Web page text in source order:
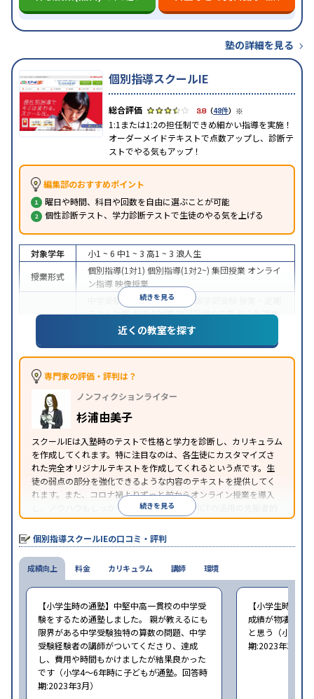
塾の詳細を見る
個別指導スクールIE
3.8（48件） ※
1:1または1:2の担任制できめ細かい指導を実施！
オーダーメイドテキストで点数アップし、診断テ
ストでやる気もアップ！
編集部のおすすめポイント
曜日や時間、科目や回数を自由に選ぶことが可能
個性診断テスト、学力診断テストで生徒のやる気を上げる
続きを見る
対象学年 小1 ~ 6 中1 ~ 3 高1 ~ 3 浪人生
授業形式
個別指導(1対1) 個別指導(1対2~) 集団授業 オンライ
ン指導 映像授業
中学受験 高校受験大学受験 医学部受験
テスト対策内申点対策学習習慣の定着総合型選抜
(旧AO)対策 推薦入試対策学校別特化対策
中高一貫校生に対応
可能季節講習のみの受講可
※2023年3月調査。小学校高学年の個別指導塾アンケート調査方法
近くの教室を探す
専門家の評価・評判は？
ノンフィクションライター
杉浦由美子
スクールIEは入塾時のテストで性格と学力を診断し、カリキュラム
を作成してくれます。特に注目なのは、各生徒にカスタマイズさ
れた完全オリジナルテキストを作成してくれるという点です。生
徒の弱点の部分を強化できるような内容のテキストを提供してく
れます。また、コロナ禍よりずっと前からオンライン授業を導入
し、ノウハウもしっかりとしています。AIやICTの活用の先駆者的
な個別指導塾です。
続きを見る
個別指導スクールIEの口コミ・評判
成績向上
【小学生時の通塾】中堅中高一貫校の中学受
験をするため通塾しました。 親が教えるにも
限界がある中学受験独特の算数の問題、中学
受験経験者の講師がついてくださり、達成
し、費用や時間もかけましたが結果良かった
です（小学4〜6年時に子どもが通塾。回答時
期:2023年3月）
【小学生時の通
成績が物凄く悪
と思う（小学6
期:2023年3月）
料金 カリキュラム 講師 環境